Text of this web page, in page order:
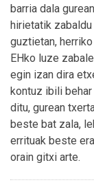
barria dala
hirietatik
guztietan,
EHko luze
egin izan dira
kontuz ibili
ditu, gurean
beste bat zala,
errituak beste
orain gitxi arte.